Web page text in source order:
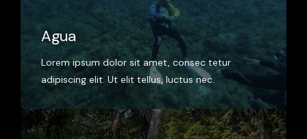
Agua
Lorem ipsum dolor sit amet, consec tetur
adipiscing elit. Ut elit tellus, luctus nec.